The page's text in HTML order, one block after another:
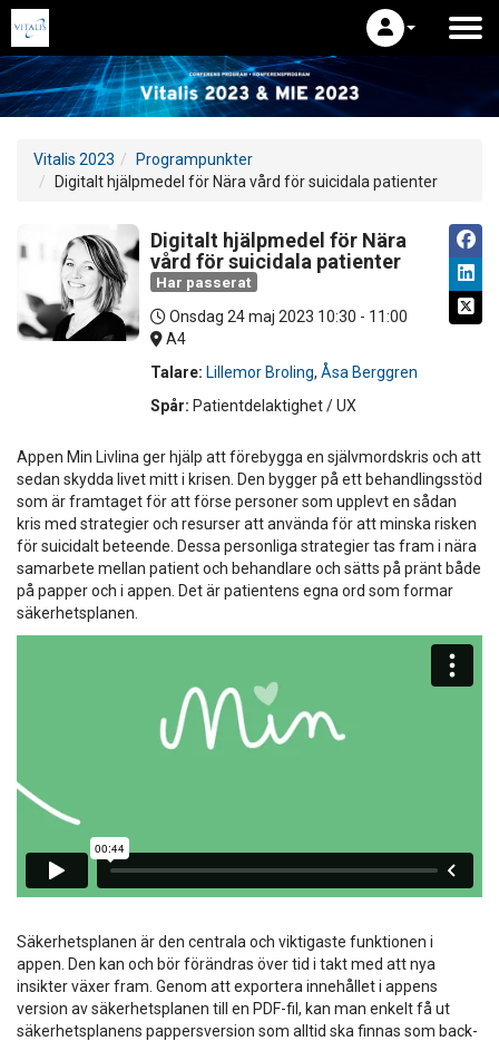
Vitalis 2023
Programpunkter
Digitalt hjälpmedel för Nära vård för suicidala patienter
Digitalt hjälpmedel för Nära
vård för suicidala patienter
Har passerat
Onsdag 24 maj 2023 10:30 - 11:00
A4
Talare: Lillemor Broling, Åsa Berggren
Spår: Patientdelaktighet / UX
Appen Min Livlina ger hjälp att förebygga en självmordskris och att
sedan skydda livet mitt i krisen. Den bygger på ett behandlingsstöd
som är framtaget för att förse personer som upplevt en sådan
kris med strategier och resurser att använda för att minska risken
för suicidalt beteende. Dessa personliga strategier tas fram i nära
samarbete mellan patient och behandlare och sätts på pränt både
på papper och i appen. Det är patientens egna ord som formar
säkerhetsplanen.
Säkerhetsplanen är den centrala och viktigaste funktionen i
appen. Den kan och bör förändras över tid i takt med att nya
insikter växer fram. Genom att exportera innehållet i appens
version av säkerhetsplanen till en PDF-fil, kan man enkelt få ut
säkerhetsplanens pappersversion som alltid ska finnas som back-